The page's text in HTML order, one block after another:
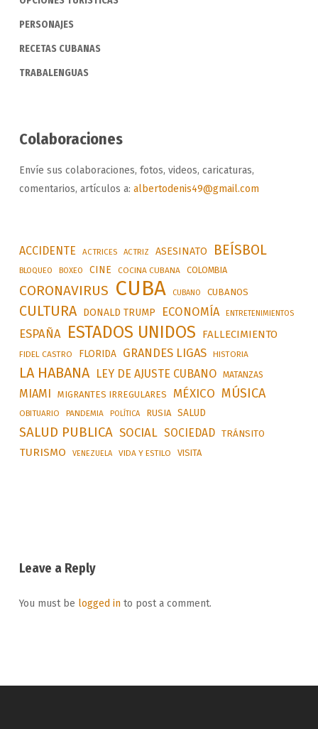
PERSONAJES
RECETAS CUBANAS
TRABALENGUAS
Colaboraciones
Envíe sus colaboraciones, fotos, videos, caricaturas,
comentarios, artículos a: albertodenis49@gmail.com
ACCIDENTE ACTRICES ACTRIZ ASESINATO BEÍSBOL
BLOQUEO BOXEO CINE COCINA CUBANA COLOMBIA
CORONAVIRUS CUBA CUBANO CUBANOS
CULTURA DONALD TRUMP ECONOMÍA ENTRETENIMIENTOS
ESPAÑA ESTADOS UNIDOS FALLECIMIENTO
FIDEL CASTRO FLORIDA GRANDES LIGAS HISTORIA
LA HABANA LEY DE AJUSTE CUBANO MATANZAS
MIAMI MIGRANTES IRREGULARES MÉXICO MÚSICA
OBITUARIO PANDEMIA POLÍTICA RUSIA SALUD
SALUD PUBLICA SOCIAL SOCIEDAD TRÁNSITO
TURISMO VENEZUELA VIDA Y ESTILO VISITA
Leave a Reply
You must be logged into post a comment.